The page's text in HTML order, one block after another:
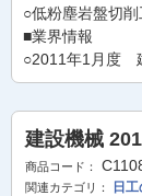
○低粉塵岩盤切
■業界情報
○2011年1月度
建設機械
商品コード：
関連カテゴリ：
日